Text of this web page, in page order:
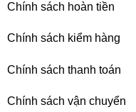
Chính sách hoàn tiền
Chính sách kiểm hàng
Chính sách thanh toán
Chính sách vận chuyển